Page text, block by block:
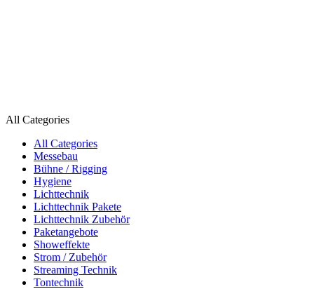
All Categories
All Categories
Messebau
Bühne / Rigging
Hygiene
Lichttechnik
Lichttechnik Pakete
Lichttechnik Zubehör
Paketangebote
Showeffekte
Strom / Zubehör
Streaming Technik
Tontechnik